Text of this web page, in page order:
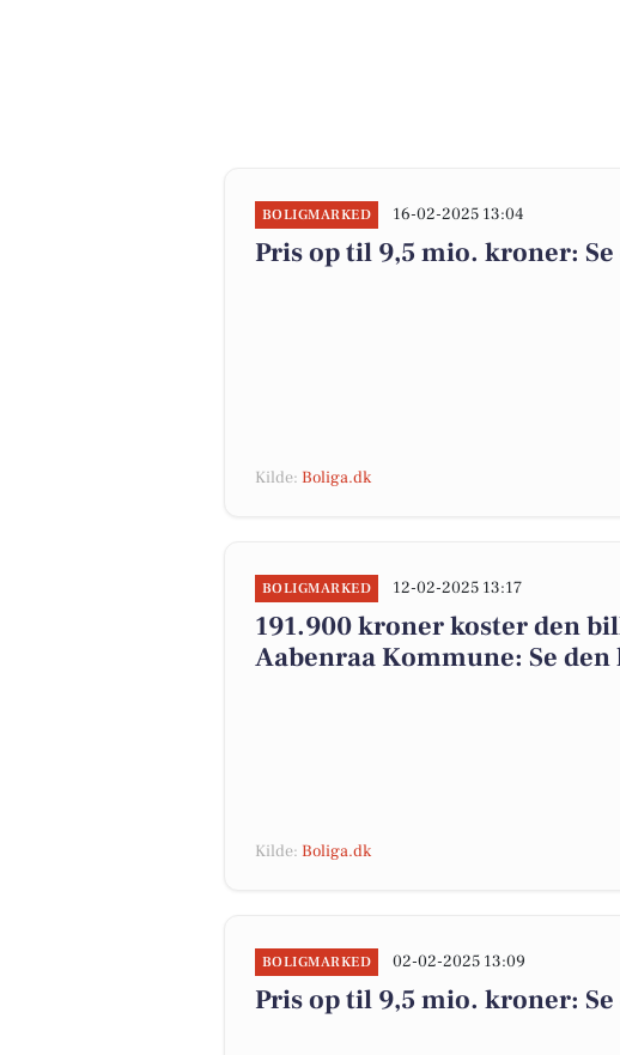
BOLIGMARKED 16-02-2025 13:04
Pris op til 9,5 mio. kroner:
Kilde: Boliga.dk
BOLIGMARKED 12-02-2025 13:17
191.900 kroner koster den
Aabenraa Kommune: Se den
Kilde: Boliga.dk
BOLIGMARKED 02-02-2025 13:09
Pris op til 9,5 mio. kroner: